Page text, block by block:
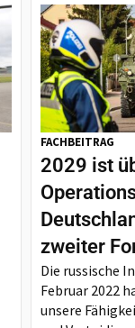
FACHBEITRAG
2029 ist
zweiter
Die russische
Februar 2022
unsere